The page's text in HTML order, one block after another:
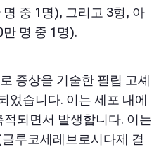
중 1명), 그리고 3형, 아
명 중 1명).
증상을 기술한 필립 고셰
었습니다. 이는 세포 내에
되면서 발생합니다. 이는
루코세레브로시다제 결